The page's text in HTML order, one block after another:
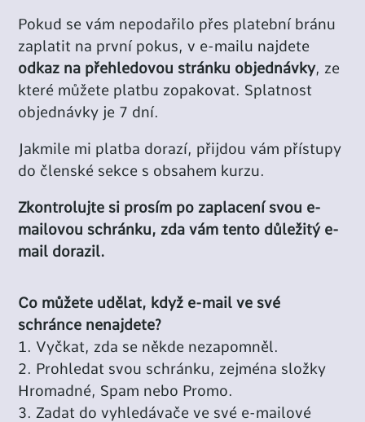
Pokud se vám nepodařilo přes platební bránu
zaplatit na první pokus, v e-mailu najdete
odkaz na přehledovou stránku objednávky, ze
které můžete platbu zopakovat. Splatnost
objednávky je 7 dní.
Jakmile mi platba dorazí, přijdou vám přístupy
do členské sekce s obsahem kurzu.
Zkontrolujte si prosím po zaplacení svou e-
mailovou schránku, zda vám tento důležitý e-
mail dorazil.
Co můžete udělat, když e-mail ve své
schránce nenajdete?
Vyčkat, zda se někde nezapomněl.
Prohledat svou schránku, zejména složky
Hromadné, Spam nebo Promo.
Zadat do vyhledávače ve své e-mailové